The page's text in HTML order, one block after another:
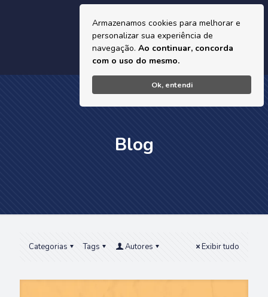
Armazenamos cookies para melhorar e
personalizar sua experiência de
navegação. Ao continuar, concorda
com o uso do mesmo.
Ok, entendi
Blog
Categorias Tags Autores Exibir tudo